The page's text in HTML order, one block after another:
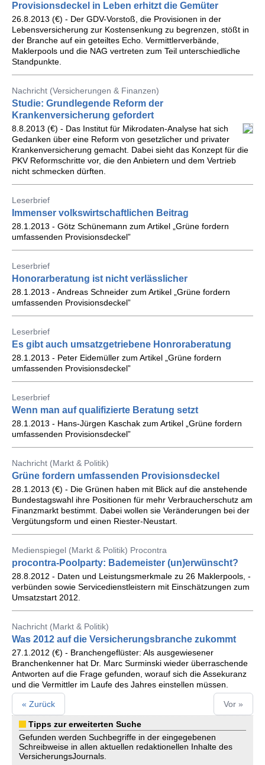
Provisionsdeckel in Leben erhitzt die Gemüter
26.8.2013 (€) - Der GDV-Vorstoß, die Provisionen in der
Lebensversicherung zur Kostensenkung zu begrenzen, stößt in
der Branche auf ein geteiltes Echo. Vermittlerverbände,
Maklerpools und die NAG vertreten zum Teil unterschiedliche
Standpunkte.
Nachricht (Versicherungen & Finanzen)
Studie: Grundlegende Reform der
Krankenversicherung gefordert
8.8.2013 (€) - Das Institut für Mikrodaten-Analyse hat sich
Gedanken über eine Reform von gesetzlicher und privater
Krankenversicherung gemacht. Dabei sieht das Konzept für die
PKV Reformschritte vor, die den Anbietern und dem Vertrieb
nicht schmecken dürften.
Leserbrief
Immenser volkswirtschaftlichen Beitrag
28.1.2013 - Götz Schünemann zum Artikel „Grüne fordern
umfassenden Provisionsdeckel”
Leserbrief
Honorarberatung ist nicht verlässlicher
28.1.2013 - Andreas Schneider zum Artikel „Grüne fordern
umfassenden Provisionsdeckel”
Leserbrief
Es gibt auch umsatzgetriebene Honroraberatung
28.1.2013 - Peter Eidemüller zum Artikel „Grüne fordern
umfassenden Provisionsdeckel”
Leserbrief
Wenn man auf qualifizierte Beratung setzt
28.1.2013 - Hans-Jürgen Kaschak zum Artikel „Grüne fordern
umfassenden Provisionsdeckel”
Nachricht (Markt & Politik)
Grüne fordern umfassenden Provisionsdeckel
28.1.2013 (€) - Die Grünen haben mit Blick auf die anstehende
Bundestagswahl ihre Positionen für mehr Verbraucherschutz am
Finanzmarkt bestimmt. Dabei wollen sie Veränderungen bei der
Vergütungsform und einen Riester-Neustart.
Medienspiegel (Markt & Politik) Procontra
procontra-Poolparty: Bademeister (un)erwünscht?
28.8.2012 - Daten und Leistungsmerkmale zu 26 Maklerpools, -
verbünden sowie Servicedienstleistern mit Einschätzungen zum
Umsatzstart 2012.
Nachricht (Markt & Politik)
Was 2012 auf die Versicherungsbranche zukommt
27.1.2012 (€) - Branchengeflüster: Als ausgewiesener
Branchenkenner hat Dr. Marc Surminski wieder überraschende
Antworten auf die Frage gefunden, worauf sich die Assekuranz
und die Vermittler im Laufe des Jahres einstellen müssen.
« Zurück Vor »
Tipps zur erweiterten Suche
Gefunden werden Suchbegriffe in der eingegebenen
Schreibweise in allen aktuellen redaktionellen Inhalte des
VersicherungsJournals.